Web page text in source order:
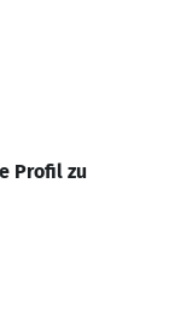
Profil zu